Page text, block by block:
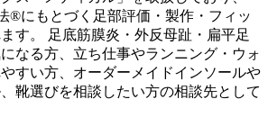
®にもとづく足部評価・製作・フィッ
す。 足底筋膜炎・外反母趾・扁平足
なる方、立ち仕事やランニング・ウォ
すい方、オーダーメイドインソールや
靴選びを相談したい方の相談先として